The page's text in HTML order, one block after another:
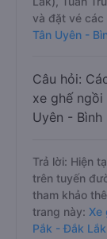
và đặt vé các
Tân Uyên -
Câu hỏi:
xe ghế
Uyên - Bình
Trả lời: Hiện
trên tuyến
tham khảo
trang này: Xe
Pắk - Đắk Lắk